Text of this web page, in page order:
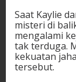
Saat Kaylie
misteri di
mengalami
tak terduga.
kekuatan
tersebut.